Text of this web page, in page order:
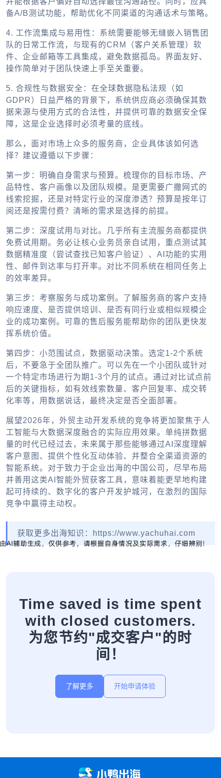
备A/B测试功能，帮助优化不同渠道的沟通话术与策略。
4. 工作流集成与易用性：
系统需要能够无缝嵌入销售团
队的日常工作流，与现有的CRM（客户关系管理）软
件、企业邮箱等工具集成，避免数据孤岛。界面友好、
操作简单对于团队快速上手至关重要。
5. 合规性与数据安全： 在全球数据隐私法规（如
GDPR）日益严格的背景下，系统供应商必须确保其数
据来源与使用方式的合法性，并提供可靠的数据安全保
障，这是企业选择时必须考量的底线。
那么，面对市场上众多的服务商，企业具体该如何选
择？建议遵循以下步骤：
第一步：明确自身需求与预算。 梳理你的目标市场、产
品特性、客户画像以及团队规模。是更需要广撒网式的
线索挖掘，还是对特定行业的深度渗透？预算是按年订
阅还是按需付费？清晰的需求是选择的前提。
第二步：深度试用与对比。
几乎所有主流服务商都提供
免费试用期。务必让核心业务员亲自试用，重点测试其
数据精准度（尝试查找已知客户验证）、AI功能的实用
性、邮件到达率与打开率。对比不同系统在相同任务上
的效率差异。
第三步：考察服务与成功案例。 了解服务商的客户支持
响应速度、是否提供培训、是否有同行业或相似规模企
业的成功案例。可靠的售后服务能帮助你的团队更快发
挥系统价值。
第四步：小范围试点，数据驱动决策。 选定1-2个系统
后，不要急于全团队推广。可以先在一个小团队或针对
一个特定市场进行为期1-3个月的试点。通过对比试点前
后的关键指标，如有效线索数量、客户回复率、成交转
化率等，用数据说话，最终决定是否全面部署。
展望2026年，外贸主动开发系统的竞争将更加聚焦于人
工智能与大数据深度融合的实际应用效果。单纯拼数据
量的时代已经过去，未来属于那些能够通过AI深度理解
客户意图、提供个性化互动体验、并整合全渠道资源的
智能系统。对于致力于企业出海的中国公司，尽早布局
并善用这类AI智能外贸获客工具，意味着能更早地构建
起可持续的、数字化的客户开发护城河，在激烈的国际
竞争中赢得主动权。
获取更多出海知识：https://www.yachuhai.com
Time saved is time spent
with closed customers.
为您节约"成交客户"的时
间！
了解更多 开始申请体验